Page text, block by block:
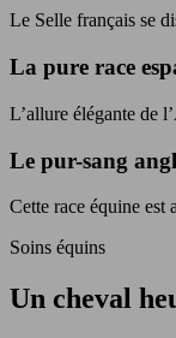
Le Selle français se
La pure race
L’allure élégante de
Le pur-sang
Cette race équine est
Soins équins
Un cheval